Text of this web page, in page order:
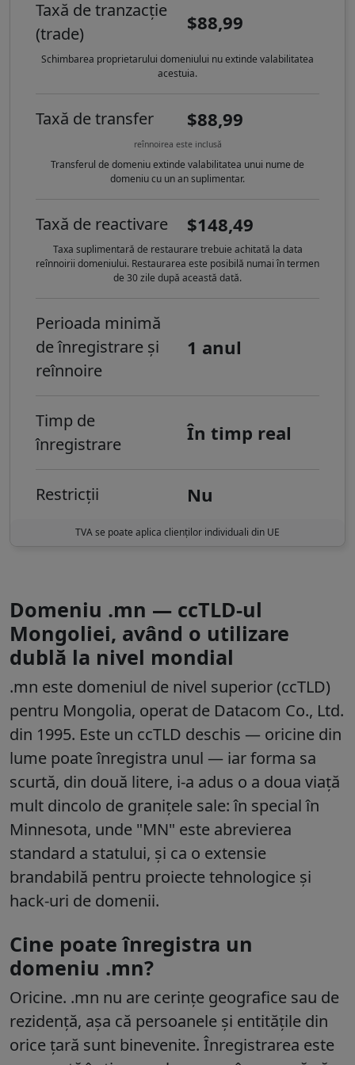
Taxă de tranzacție
(trade)
$88,99
Schimbarea proprietarului domeniului nu extinde valabilitatea
acestuia.
Taxă de transfer $88,99
reînnoirea este inclusă
Transferul de domeniu extinde valabilitatea unui nume de
domeniu cu un an suplimentar.
Taxă de reactivare $148,49
Taxa suplimentară de restaurare trebuie achitată la data
reînnoirii domeniului. Restaurarea este posibilă numai în termen
de 30 zile după această dată.
Perioada minimă
de înregistrare și
reînnoire
1 anul
Timp de
înregistrare
În timp real
Restricții Nu
TVA se poate aplica clienților individuali din UE
Domeniu .mn — ccTLD-ul
Mongoliei, având o utilizare
dublă la nivel mondial
.mn este domeniul de nivel superior (ccTLD)
pentru Mongolia, operat de Datacom Co., Ltd.
din 1995. Este un ccTLD deschis — oricine din
lume poate înregistra unul — iar forma sa
scurtă, din două litere, i-a adus o a doua viață
mult dincolo de granițele sale: în special în
Minnesota, unde "MN" este abrevierea
standard a statului, și ca o extensie
brandabilă pentru proiecte tehnologice și
hack-uri de domenii.
Cine poate înregistra un
domeniu .mn?
Oricine. .mn nu are cerințe geografice sau de
rezidență, așa că persoanele și entitățile din
orice țară sunt binevenite. Înregistrarea este